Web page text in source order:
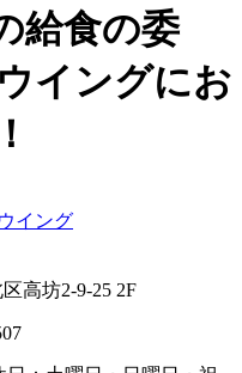
給食の委
イングにお
高坊2-9-25 2F